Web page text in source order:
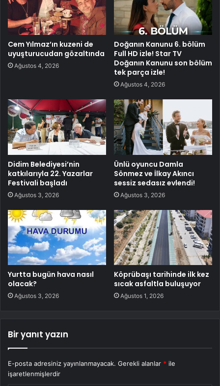
Cem Yılmaz’ın kuzeni de
uyuşturucudan gözaltında
Ağustos 4, 2026
Doğanın Kanunu 6. bölüm
Full HD izle! Star TV
Doğanın Kanunu son bölüm
tek parça izle!
Ağustos 4, 2026
Didim Belediyesi’nin
katkılarıyla 22. Yazarlar
Festivali başladı
Ağustos 3, 2026
Ünlü oyuncu Damla
Sönmez ve İlkay Akıncı
sessiz sedasız evlendi!
Ağustos 3, 2026
Yurtta bugün hava nasıl
olacak?
Ağustos 3, 2026
Köprübaşı tarihinde ilk kez
sıcak asfaltla buluşuyor
Ağustos 1, 2026
Bir yanıt yazın
E-posta adresiniz yayınlanmayacak. Gerekli alanlar * ile
işaretlenmişlerdir